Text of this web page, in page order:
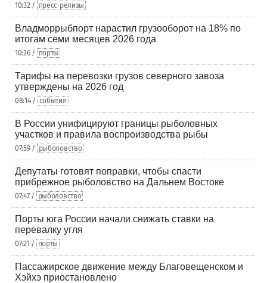
10:32 / пресс-релизы
Владморрыбпорт нарастил грузооборот на 18% по
итогам семи месяцев 2026 года
10:26 / порты
Тарифы на перевозки грузов северного завоза
утверждены на 2026 год
08:14 / события
В России унифицируют границы рыболовных
участков и правила воспроизводства рыбы
07:59 / рыболовство
Депутаты готовят поправки, чтобы спасти
прибрежное рыболовство на Дальнем Востоке
07:47 / рыболовство
Порты юга России начали снижать ставки на
перевалку угля
07:21 / порты
Пассажирское движение между Благовещенском и
Хэйхэ приостановлено